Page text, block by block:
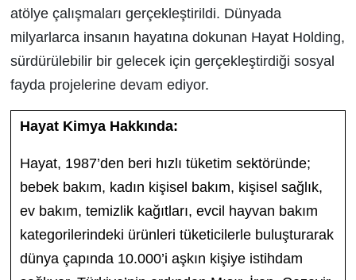
atölye çalışmaları gerçekleştirildi. Dünyada
milyarlarca insanın hayatına dokunan Hayat Holding,
sürdürülebilir bir gelecek için gerçekleştirdiği sosyal
fayda projelerine devam ediyor.
Hayat Kimya Hakkında:
Hayat, 1987’den beri hızlı tüketim sektöründe;
bebek bakım, kadın kişisel bakım, kişisel sağlık,
ev bakım, temizlik kağıtları, evcil hayvan bakım
kategorilerindeki ürünleri tüketicilerle buluşturarak
dünya çapında 10.000’i aşkın kişiye istihdam